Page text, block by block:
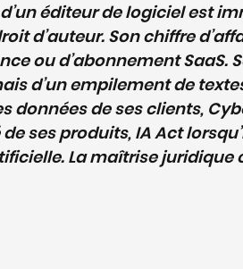
éditeur de logiciel est
d’auteur. Son chiffre
ou d’abonnement SaaS.
d’un empilement de
données de ses clients,
ses produits, IA Act
La maîtrise